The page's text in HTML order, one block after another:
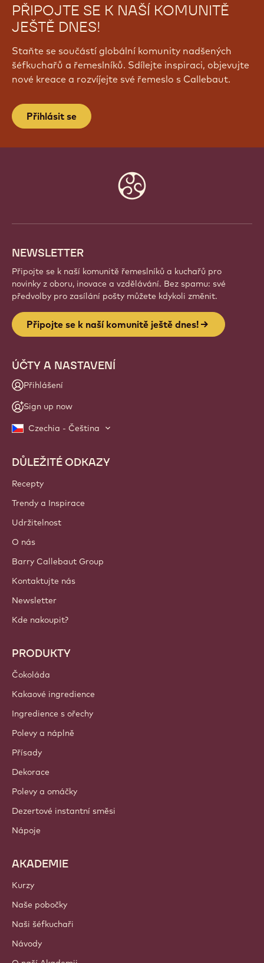
PŘIPOJTE SE K NAŠÍ KOMUNITĚ
JEŠTĚ DNES!
Staňte se součástí globální komunity nadšených
šéfkuchařů a řemeslníků. Sdílejte inspiraci, objevujte
nové kreace a rozvíjejte své řemeslo s Callebaut.
Přihlásit se
NEWSLETTER
Připojte se k naší komunitě řemeslníků a kuchařů pro
novinky z oboru, inovace a vzdělávání. Bez spamu: své
předvolby pro zasílání pošty můžete kdykoli změnit.
Připojte se k naší komunitě ještě dnes!
ÚČTY A NASTAVENÍ
Přihlášení
Sign up now
Czechia - Čeština
Footer
Callebaut
DŮLEŽITÉ ODKAZY
Recepty
Trendy a Inspirace
Udržitelnost
O nás
Barry Callebaut Group
Kontaktujte nás
Newsletter
Kde nakoupit?
PRODUKTY
Čokoláda
Kakaové ingredience
Ingredience s ořechy
Polevy a náplně
Přísady
Dekorace
Polevy a omáčky
Dezertové instantní směsi
Nápoje
AKADEMIE
Kurzy
Naše pobočky
Naši šéfkuchaři
Návody